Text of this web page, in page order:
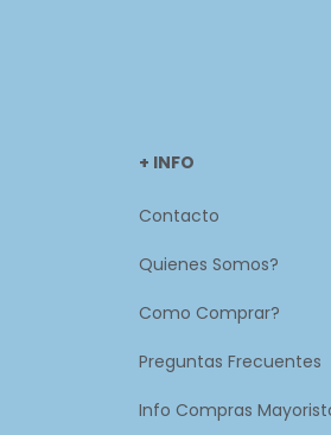
+ INFO
Contacto
Quienes Somos?
Como Comprar?
Preguntas Frecuentes
Info Compras